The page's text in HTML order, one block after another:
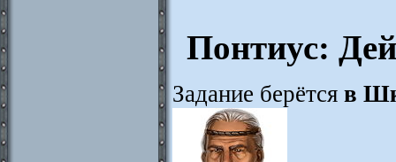
Понтиус:
Задание берётся в